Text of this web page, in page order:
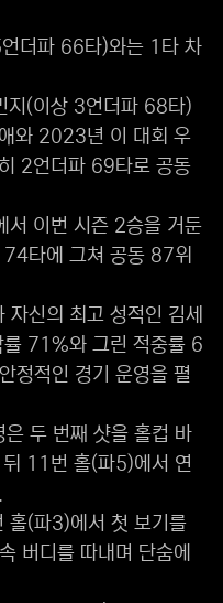
더파 66타)와는 1타 차
지(이상 3언더파 68타)
와 2023년 이 대회 우
2언더파 69타로 공동
서 이번 시즌 2승을 거둔
타에 그쳐 공동 87위
신의 최고 성적인 김세
률 71%와 그린 적중률 6
정적인 경기 운영을 펼
두 번째 샷을 홀컵 바
11번 홀(파5)에서 연
홀(파3)에서 첫 보기를
버디를 따내며 단숨에